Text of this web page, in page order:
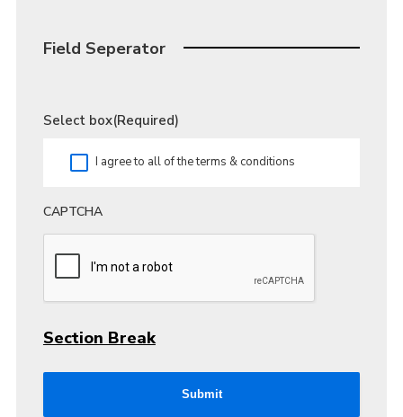
Field Seperator
Select box(Required)
I agree to all of the terms & conditions
CAPTCHA
Section Break
Submit